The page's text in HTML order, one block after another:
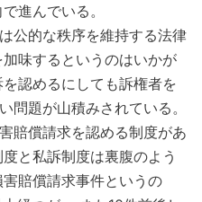
進んでいる。
公的な秩序を維持する法律
味するというのはいかが
認めるにしても訴権者を
問題が山積みされている。
賠償請求を認める制度があ
と私訴制度は裏腹のよう
賠償請求事件というの